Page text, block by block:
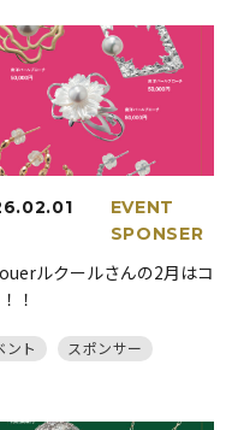
EVENT
SPONSER
ルクールさんの2月はコ
！
ント スポンサー